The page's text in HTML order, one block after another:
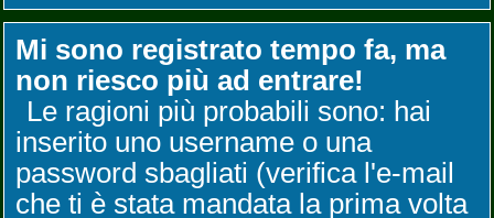
Mi sono registrato tempo fa, ma
non riesco più ad entrare!
Le ragioni più probabili sono: hai
inserito uno username o una
password sbagliati (verifica l'e-mail
che ti è stata mandata la prima volta